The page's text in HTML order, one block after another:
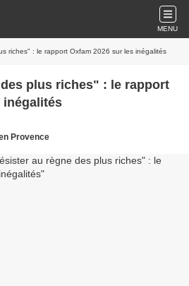
MENU
riches" : le rapport Oxfam 2026 sur les inégalités
plus riches" : le rapport
inégalités
Provence